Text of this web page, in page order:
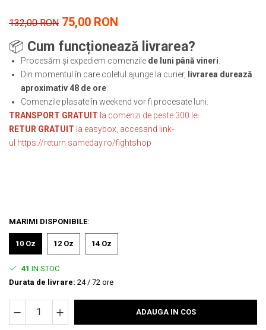
132,00 RON 75,00 RON
📦 Cum funcționează livrarea?
Procesăm și expediem comenzile de luni până vineri
Din momentul în care coletul ajunge la curier,
livrarea durează
aproximativ 48 de ore
Comenzile plasate în weekend vor fi procesate luni.
TRANSPORT GRATUIT la comenzi de peste 300 lei
RETUR GRATUIT la easybox, accesand link-
ul https://return.sameday.ro/fightshop
MARIMI DISPONIBILE:
10 Oz 12 Oz 14 Oz
41 IN STOC
Durata de livrare: 24 / 72 ore
ADAUGA IN COS